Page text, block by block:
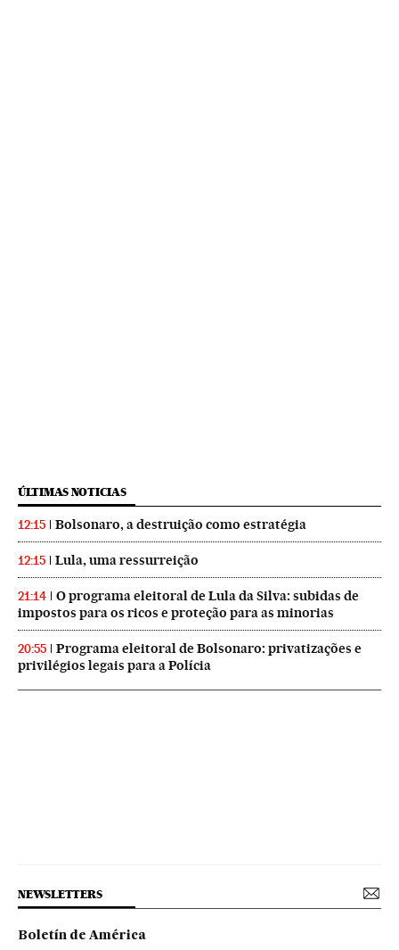
ÚLTIMAS NOTICIAS
12:15 Bolsonaro, a destruição como estratégia
12:15 Lula, uma ressurreição
21:14
O programa eleitoral de Lula da Silva: subidas de
impostos para os ricos e proteção para as minorias
20:55
Programa eleitoral de Bolsonaro: privatizações e
privilégios legais para a Polícia
NEWSLETTERS
Boletín de América